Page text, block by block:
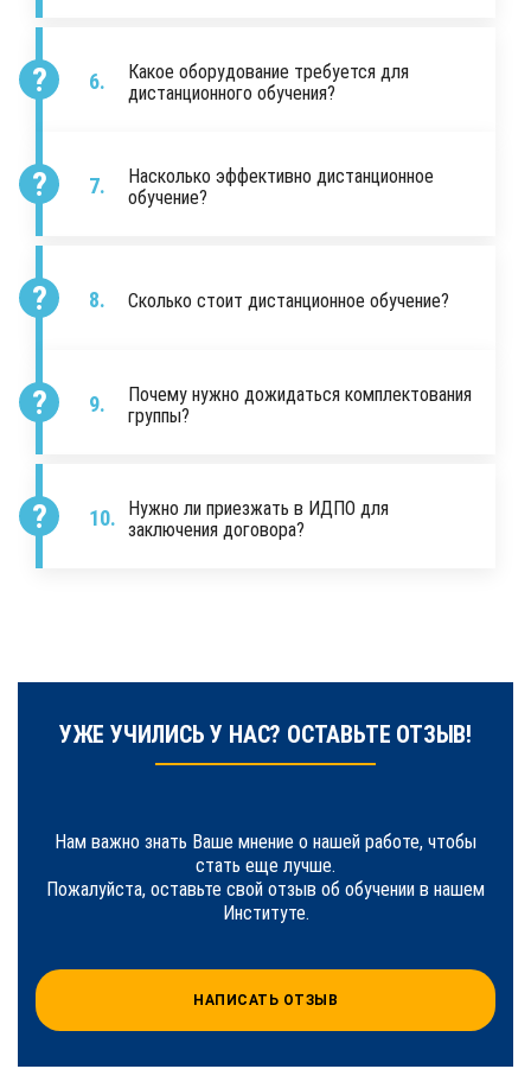
Какое оборудование требуется для
дистанционного обучения?
Насколько эффективно дистанционное
обучение?
Сколько стоит дистанционное обучение?
Почему нужно дожидаться комплектования
группы?
Нужно ли приезжать в ИДПО для
заключения договора?
УЖЕ УЧИЛИСЬ У НАС? ОСТАВЬТЕ ОТЗЫВ!
Нам важно знать Ваше мнение о нашей работе, чтобы
стать еще лучше.
Пожалуйста, оставьте свой отзыв об обучении в нашем
Институте.
НАПИСАТЬ ОТЗЫВ